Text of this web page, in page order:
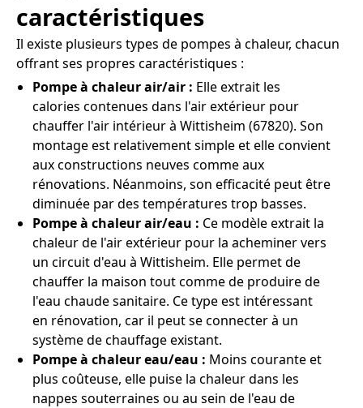
caractéristiques
Il existe plusieurs types de pompes à chaleur, chacun
offrant ses propres caractéristiques :
Pompe à chaleur air/air : Elle extrait les
calories contenues dans l'air extérieur pour
chauffer l'air intérieur à Wittisheim (67820). Son
montage est relativement simple et elle convient
aux constructions neuves comme aux
rénovations. Néanmoins, son efficacité peut être
diminuée par des températures trop basses.
Pompe à chaleur air/eau : Ce modèle extrait la
chaleur de l'air extérieur pour la acheminer vers
un circuit d'eau à Wittisheim. Elle permet de
chauffer la maison tout comme de produire de
l'eau chaude sanitaire. Ce type est intéressant
en rénovation, car il peut se connecter à un
système de chauffage existant.
Pompe à chaleur eau/eau : Moins courante et
plus coûteuse, elle puise la chaleur dans les
nappes souterraines ou au sein de l'eau de